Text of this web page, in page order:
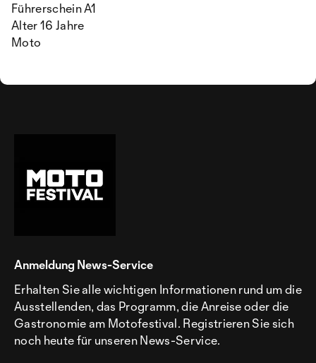
Führerschein A1
Alter 16 Jahre
Moto
Anmeldung News-Service
Erhalten Sie alle wichtigen Informationen rund um die
Ausstellenden, das Programm, die Anreise oder die
Gastronomie am Motofestival. Registrieren Sie sich
noch heute für unseren News-Service.